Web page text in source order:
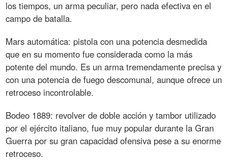
los tiempos, un arma peculiar, pero nada efectiva en el
campo de batalla.
Mars automática: pistola con una potencia desmedida
que en su momento fue considerada como la más
potente del mundo. Es un arma tremendamente precisa y
con una potencia de fuego descomunal, aunque ofrece un
retroceso incontrolable.
Bodeo 1889: revolver de doble acción y tambor utilizado
por el ejército italiano, fue muy popular durante la Gran
Guerra por su gran capacidad ofensiva pese a su enorme
retroceso.